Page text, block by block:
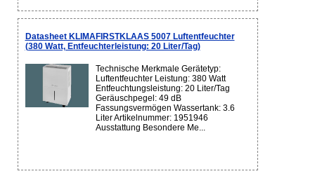
Datasheet KLIMAFIRSTKLAAS 5007 Luftentfeuchter
(380 Watt, Entfeuchterleistung: 20 Liter/Tag)
Technische Merkmale Gerätetyp:
Luftentfeuchter Leistung: 380 Watt
Entfeuchtungsleistung: 20 Liter/Tag
Geräuschpegel: 49 dB
Fassungsvermögen Wassertank: 3.6
Liter Artikelnummer: 1951946
Ausstattung Besondere Me...